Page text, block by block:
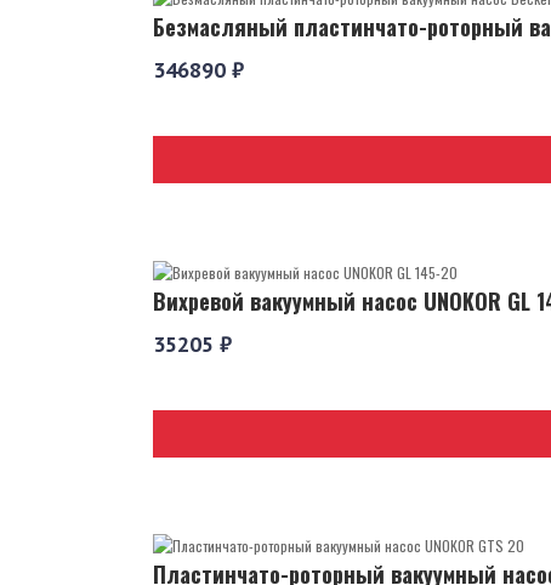
Безмасляный пластинчато-роторный
346890 ₽
Вихревой вакуумный насос UNOKOR GL
35205 ₽
Пластинчато-роторный вакуумный